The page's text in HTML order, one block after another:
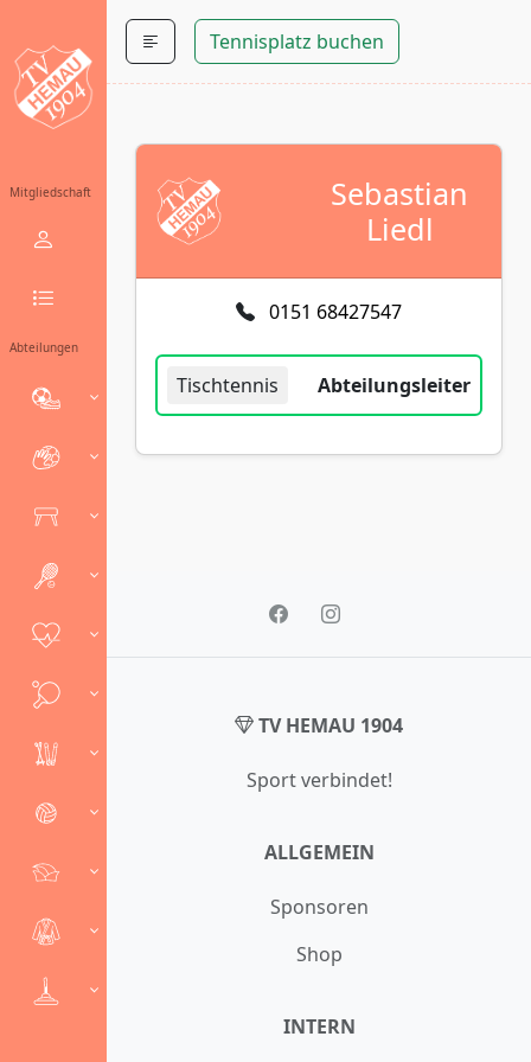
Mitgliedschaft
Abteilungen
Tennisplatz buchen
Sebastian
Liedl
0151 68427547
Tischtennis Abteilungsleiter
TV HEMAU 1904
Sport verbindet!
ALLGEMEIN
Sponsoren
Shop
INTERN